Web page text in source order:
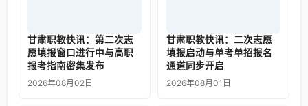
甘肃职教快讯：第二次志
愿填报窗口进行中与高职
报考指南密集发布
2026年08月02日
甘肃职教快讯：二次志愿
填报启动与单考单招报名
通道同步开启
2026年08月01日